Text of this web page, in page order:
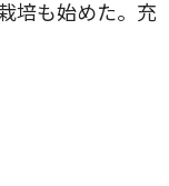
培も始めた。充